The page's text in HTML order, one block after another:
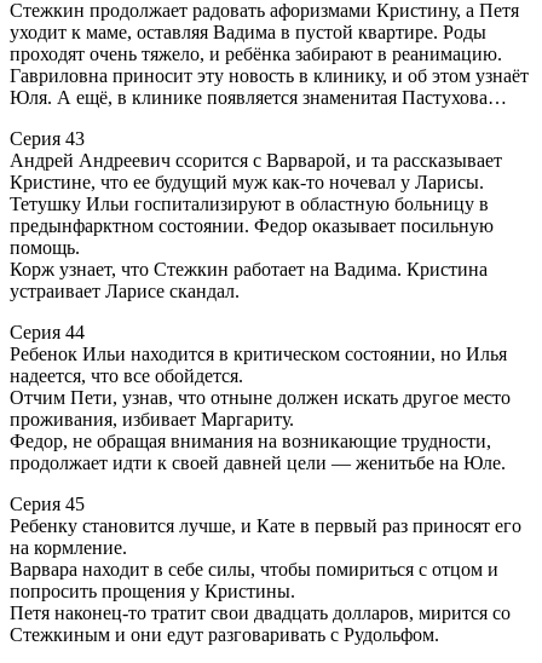
Стежкин продолжает радовать афоризмами Кристину, а Петя
уходит к маме, оставляя Вадима в пустой квартире. Роды
проходят очень тяжело, и ребёнка забирают в реанимацию.
Гавриловна приносит эту новость в клинику, и об этом узнаёт
Юля. А ещё, в клинике появляется знаменитая Пастухова…
Серия 43
Андрей Андреевич ссорится с Варварой, и та рассказывает
Кристине, что ее будущий муж как-то ночевал у Ларисы.
Тетушку Ильи госпитализируют в областную больницу в
предынфарктном состоянии. Федор оказывает посильную
помощь.
Корж узнает, что Стежкин работает на Вадима. Кристина
устраивает Ларисе скандал.
Серия 44
Ребенок Ильи находится в критическом состоянии, но Илья
надеется, что все обойдется.
Отчим Пети, узнав, что отныне должен искать другое место
проживания, избивает Маргариту.
Федор, не обращая внимания на возникающие трудности,
продолжает идти к своей давней цели — женитьбе на Юле.
Серия 45
Ребенку становится лучше, и Кате в первый раз приносят его
на кормление.
Варвара находит в себе силы, чтобы помириться с отцом и
попросить прощения у Кристины.
Петя наконец-то тратит свои двадцать долларов, мирится со
Стежкиным и они едут разговаривать с Рудольфом.